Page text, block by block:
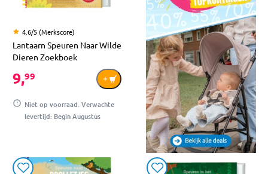
4.6/5 (Merkscore)
Lantaarn Speuren Naar Wilde
Dieren Zoekboek
9,99
Niet op voorraad. Verwachte
levertijd: Begin Augustus